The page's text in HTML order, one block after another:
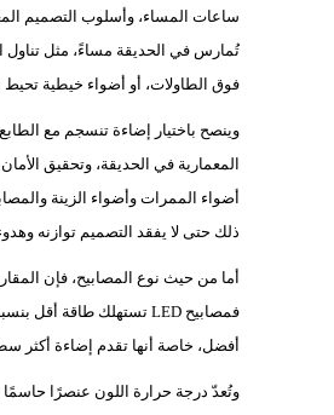
ساعات المساء، وأسلوب التصميم
تُمارس في الحديقة مساءً، مثل تناول
فوق الطاولات، أو أضواء خيطية
وينصح باختيار إضاءة تنسجم مع
المعمارية في الحديقة، وتحقيق
أضواء الممرات وأضواء الزينة
ذلك حتى لا يفقد التصميم توازنه
أفضل، خاصة أنها تقدم إضاءة أكثر
وتُعدّ درجة حرارة اللون عنصرًا حاسمًا